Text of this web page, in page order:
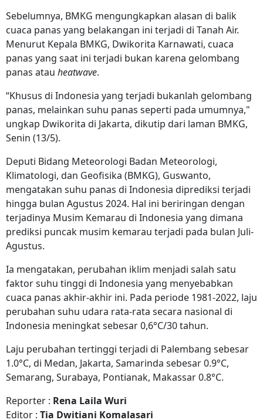
Sebelumnya, BMKG mengungkapkan alasan di balik
cuaca panas yang belakangan ini terjadi di Tanah Air.
Menurut Kepala BMKG, Dwikorita Karnawati, cuaca
panas yang saat ini terjadi bukan karena gelombang
panas atau heatwave.
“Khusus di Indonesia yang terjadi bukanlah gelombang
panas, melainkan suhu panas seperti pada umumnya,"
ungkap Dwikorita di Jakarta, dikutip dari laman BMKG,
Senin (13/5).
Deputi Bidang Meteorologi Badan Meteorologi,
Klimatologi, dan Geofisika (BMKG), Guswanto,
mengatakan suhu panas di Indonesia diprediksi terjadi
hingga bulan Agustus 2024. Hal ini beriringan dengan
terjadinya Musim Kemarau di Indonesia yang dimana
prediksi puncak musim kemarau terjadi pada bulan Juli-
Agustus.
Ia mengatakan, perubahan iklim menjadi salah satu
faktor suhu tinggi di Indonesia yang menyebabkan
cuaca panas akhir-akhir ini. Pada periode 1981-2022, laju
perubahan suhu udara rata-rata secara nasional di
Indonesia meningkat sebesar 0,6°C/30 tahun.
Laju perubahan tertinggi terjadi di Palembang sebesar
1.0°C, di Medan, Jakarta, Samarinda sebesar 0.9°C,
Semarang, Surabaya, Pontianak, Makassar 0.8°C.
Reporter : Rena Laila Wuri
Editor : Tia Dwitiani Komalasari